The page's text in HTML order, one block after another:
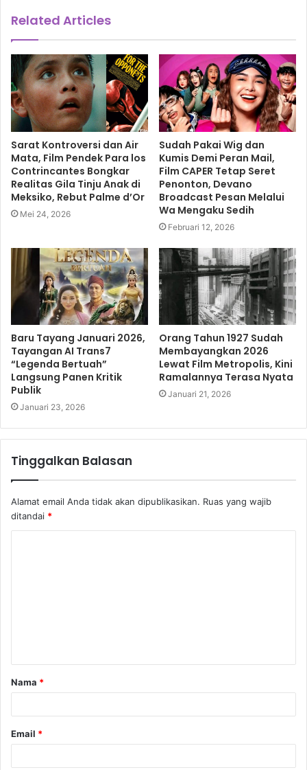
Esensi isi surat yang ditulis tahun 1900 oleh RA Kartini,
keadilan hak dengan pria di depan publik dengan
menduduki jabatan strategis di lembaga apapun. Tetapi di
balik emansipasi itu, sesungguhnya bagaimana seorang
perempuan ‘Menjadi Manusia Sepenuhnya’ sekaligus
‘Menjadi Wanita Seutuhnya’, yang tidak bisa diabaikan
perananan kodratnya menjadi seorang istri dan seorang
ibu yang kelak melahirkan generasi terbaik. (EQ)
Maya Azeezah
Perempuan dalam Gerbong
Related Articles
Sarat Kontroversi dan Air
Mata, Film Pendek Para los
Contrincantes Bongkar
Realitas Gila Tinju Anak di
Meksiko, Rebut Palme d’Or
Mei 24, 2026
Sudah Pakai Wig dan
Kumis Demi Peran Mail,
Film CAPER Tetap Seret
Penonton, Devano
Broadcast Pesan Melalui
Wa Mengaku Sedih
Februari 12, 2026
Baru Tayang Januari 2026,
Tayangan AI Trans7
“Legenda Bertuah”
Langsung Panen Kritik
Publik
Januari 23, 2026
Orang Tahun 1927 Sudah
Membayangkan 2026
Lewat Film Metropolis, Kini
Ramalannya Terasa Nyata
Januari 21, 2026
Tinggalkan Balasan
Alamat email Anda tidak akan dipublikasikan. Ruas yang wajib
ditandai *
Nama *
Email *